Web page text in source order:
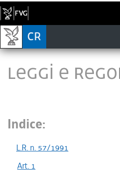
LEGGI E
Indice:
L.R. n. 57/1991
Art. 1